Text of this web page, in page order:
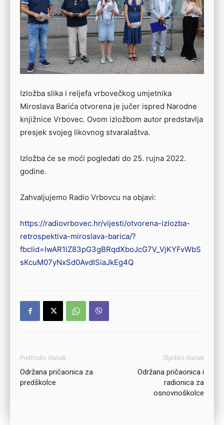
Izložba slika i reljefa vrbovečkog umjetnika
Miroslava Barića otvorena je jučer ispred Narodne
knjižnice Vrbovec. Ovom izložbom autor predstavlja
presjek svojeg likovnog stvaralaštva.
Izložba će se moći pogledati do 25. rujna 2022.
godine.
Zahvaljujemo Radio Vrbovcu na objavi:
https://radiovrbovec.hr/vijesti/otvorena-izlozba-
retrospektiva-miroslava-barica/?
fbclid=IwAR1lZ83pG3gBRqdXboJcG7V_VjKYFvWbS
sKcuM07yNxSd0AvdISiaJkEg4Q
Prethodni članak
Održana pričaonica za
predškolce
Sljedeći članak
Održana pričaonica i
radionica za
osnovnoškolce